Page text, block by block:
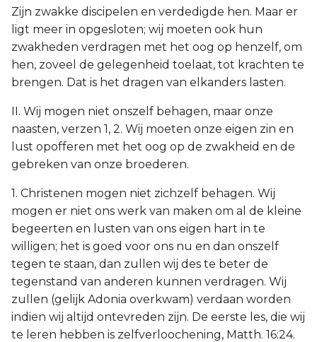
Zijn zwakke discipelen en verdedigde hen. Maar er
ligt meer in opgesloten; wij moeten ook hun
zwakheden verdragen met het oog op henzelf, om
hen, zoveel de gelegenheid toelaat, tot krachten te
brengen. Dat is het dragen van elkanders lasten.
II. Wij mogen niet onszelf behagen, maar onze
naasten, verzen 1, 2. Wij moeten onze eigen zin en
lust opofferen met het oog op de zwakheid en de
gebreken van onze broederen.
1. Christenen mogen niet zichzelf behagen. Wij
mogen er niet ons werk van maken om al de kleine
begeerten en lusten van ons eigen hart in te
willigen; het is goed voor ons nu en dan onszelf
tegen te staan, dan zullen wij des te beter de
tegenstand van anderen kunnen verdragen. Wij
zullen (gelijk Adonia overkwam) verdaan worden
indien wij altijd ontevreden zijn. De eerste les, die wij
te leren hebben is zelfverloochening, Matth. 16:24.